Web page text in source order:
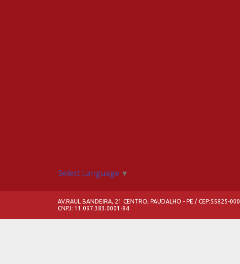
Select Language ▼
AV.RAUL BANDEIRA, 21 CENTRO, PAUDALHO - PE / CEP:55825-000
CNPJ: 11.097.383.0001-84